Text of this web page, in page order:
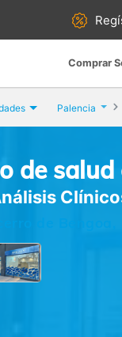
Comprar
Palencia
de